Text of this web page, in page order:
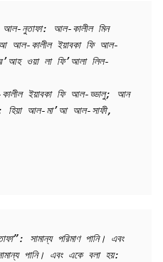
নুতাফা: আল-কালীল মিন
আল-কালীল ইয়াবকা ফি আল-
ওয়া লা ফি’আলা লিল-
ইয়াবকা ফি আল-ড্ডালু; আন
হিয়া আল-মা’আ আল-সাফী,
সামান্য পরিমাণ পানি। এবং
পানি। এবং একে বলা হয়: